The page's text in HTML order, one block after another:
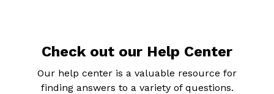
Check out our Help Center
Our help center is a valuable resource for
finding answers to a variety of questions.